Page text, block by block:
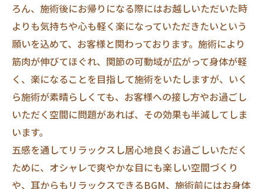
ろん、施術後にお帰りになる際にはお越しいただいた時
よりも気持ちや心も軽く楽になっていただきたいという
願いを込めて、お客様と関わっております。施術により
筋肉が伸びてほぐれ、関節の可動域が広がって身体が軽
く、楽になることを目指して施術をいたしますが、いく
ら施術が素晴らしくても、お客様への接し方やお過ごし
いただく空間に問題があれば、その効果も半減してしま
います。
五感を通してリラックスし居心地良くお過ごしいただく
ために、オシャレで爽やかな目にも楽しい空間づくり
や、耳からもリラックスできるBGM、施術前にはお身体